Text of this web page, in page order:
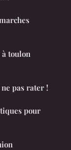
toulon
pas rater !
pour